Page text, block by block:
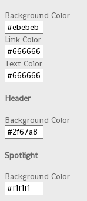
Background Color
Link Color
Text Color
Header
Background Color
Spotlight
Background Color